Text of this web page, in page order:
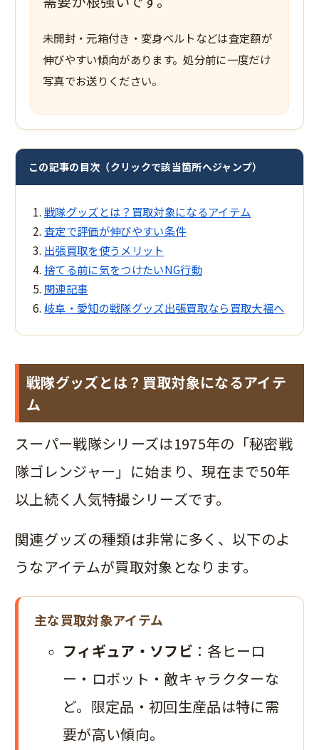
未開封・元箱付き・変身ベルトなどは査定額が
伸びやすい傾向があります。処分前に一度だけ
写真でお送りください。
この記事の目次（クリックで該当箇所へジャンプ）
戦隊グッズとは？買取対象になるアイテム
査定で評価が伸びやすい条件
出張買取を使うメリット
捨てる前に気をつけたいNG行動
関連記事
岐阜・愛知の戦隊グッズ出張買取なら買取大福へ
戦隊グッズとは？買取対象になるアイテ
ム
スーパー戦隊シリーズは1975年の「秘密戦
隊ゴレンジャー」に始まり、現在まで50年
以上続く人気特撮シリーズです。
関連グッズの種類は非常に多く、以下のよ
うなアイテムが買取対象となります。
主な買取対象アイテム
フィギュア・ソフビ ：各ヒーロ
ー・ロボット・敵キャラクターな
ど。限定品・初回生産品は特に需
要が高い傾向。